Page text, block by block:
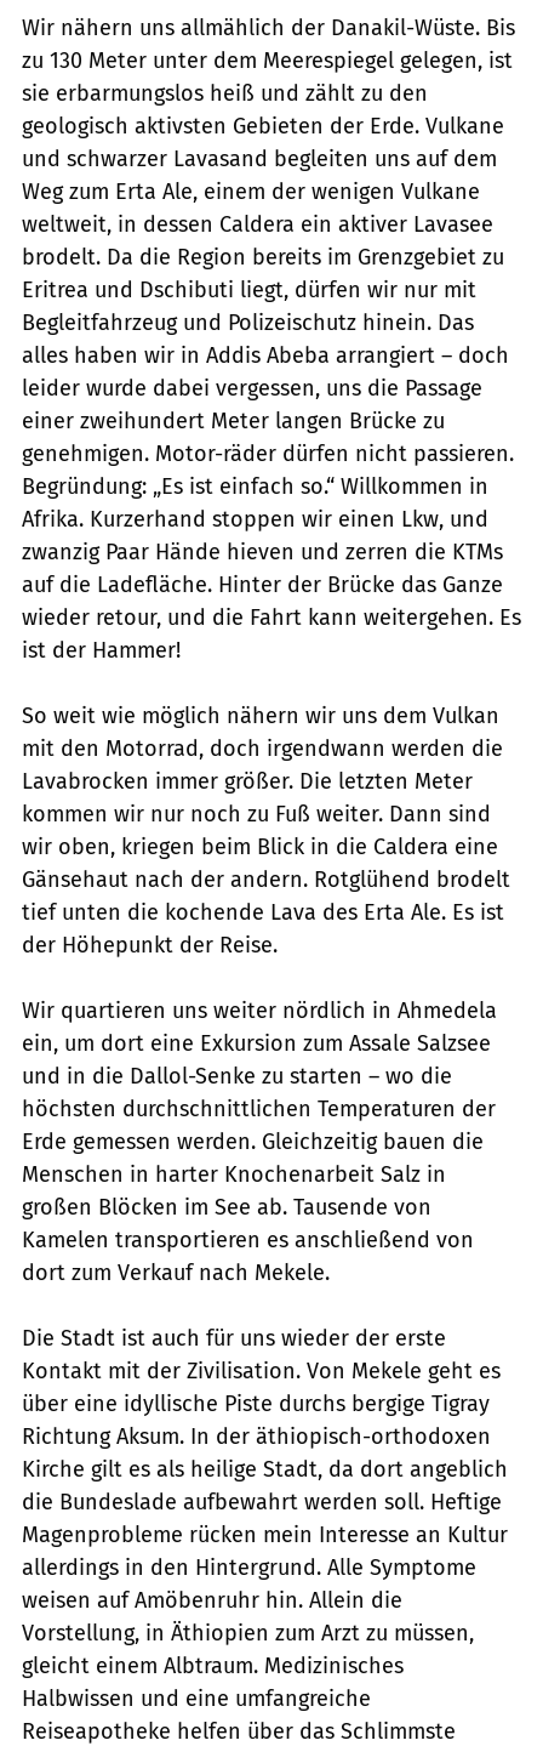
Wir nähern uns allmählich der Danakil-Wüste. Bis
zu 130 Meter unter dem Meerespiegel gelegen, ist
sie erbarmungslos heiß und zählt zu den
geologisch aktivsten Gebieten der Erde. Vulkane
und schwarzer Lavasand begleiten uns auf dem
Weg zum Erta Ale, einem der wenigen Vulkane
weltweit, in dessen Caldera ein aktiver Lavasee
brodelt. Da die Region bereits im Grenzgebiet zu
Eritrea und Dschibuti liegt, dürfen wir nur mit
Begleitfahrzeug und Polizeischutz hinein. Das
alles haben wir in Addis Abeba arrangiert – doch
leider wurde dabei vergessen, uns die Passage
einer zweihundert Meter langen Brücke zu
genehmigen. Motor-räder dürfen nicht passieren.
Begründung: „Es ist einfach so.“ Willkommen in
Afrika. Kurzerhand stoppen wir einen Lkw, und
zwanzig Paar Hände hieven und zerren die KTMs
auf die Ladefläche. Hinter der Brücke das Ganze
wieder retour, und die Fahrt kann weitergehen. Es
ist der Hammer!
So weit wie möglich nähern wir uns dem Vulkan
mit den Motorrad, doch irgendwann werden die
Lavabrocken immer größer. Die letzten Meter
kommen wir nur noch zu Fuß weiter. Dann sind
wir oben, kriegen beim Blick in die Caldera eine
Gänsehaut nach der andern. Rotglühend brodelt
tief unten die kochende Lava des Erta Ale. Es ist
der Höhepunkt der Reise.
Wir quartieren uns weiter nördlich in Ahmedela
ein, um dort eine Exkursion zum Assale Salzsee
und in die Dallol-Senke zu starten – wo die
höchsten durchschnittlichen Temperaturen der
Erde gemessen werden. Gleichzeitig bauen die
Menschen in harter Knochenarbeit Salz in
großen Blöcken im See ab. Tausende von
Kamelen transportieren es anschließend von
dort zum Verkauf nach Mekele.
Die Stadt ist auch für uns wieder der erste
Kontakt mit der Zivilisation. Von Mekele geht es
über eine idyllische Piste durchs bergige Tigray
Richtung Aksum. In der äthiopisch-orthodoxen
Kirche gilt es als heilige Stadt, da dort angeblich
die Bundeslade aufbewahrt werden soll. Heftige
Magenprobleme rücken mein Interesse an Kultur
allerdings in den Hintergrund. Alle Symptome
weisen auf Amöbenruhr hin. Allein die
Vorstellung, in Äthiopien zum Arzt zu müssen,
gleicht einem Albtraum. Medizinisches
Halbwissen und eine umfangreiche
Reiseapotheke helfen über das Schlimmste